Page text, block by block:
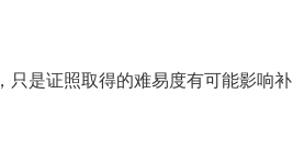
只是证照取得的难易度有可能影响补